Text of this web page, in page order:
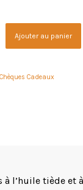
Ajouter au panier
Chèques Cadeaux
à l’huile tiède et